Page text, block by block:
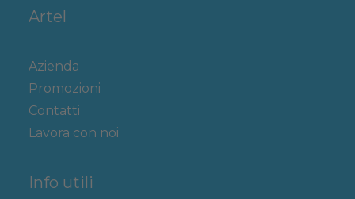
Artel
Azienda
Promozioni
Contatti
Lavora con noi
Info utili